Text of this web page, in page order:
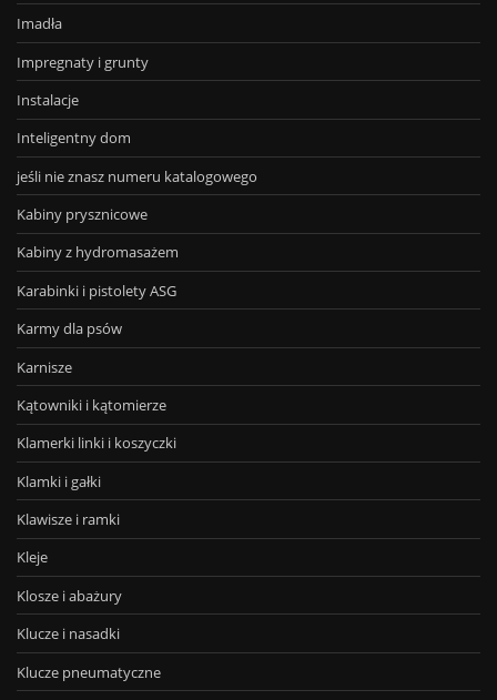
Imadła
Impregnaty i grunty
Instalacje
Inteligentny dom
jeśli nie znasz numeru katalogowego
Kabiny prysznicowe
Kabiny z hydromasażem
Karabinki i pistolety ASG
Karmy dla psów
Karnisze
Kątowniki i kątomierze
Klamerki linki i koszyczki
Klamki i gałki
Klawisze i ramki
Kleje
Klosze i abażury
Klucze i nasadki
Klucze pneumatyczne